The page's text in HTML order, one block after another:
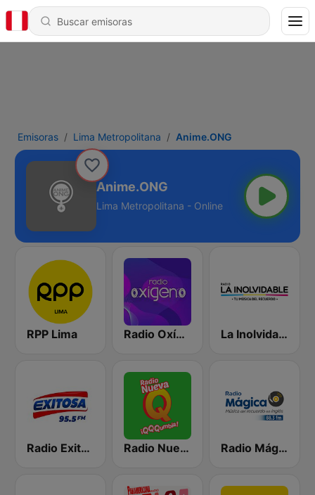
Emisoras Lima Metropolitana Anime.ONG
Anime.ONG
Lima Metropolitana - Online
RPP Lima Radio Oxígeno La Inolvidable
Radio Exitosa Radio Nueva Q Radio Mágica 88.3 FM